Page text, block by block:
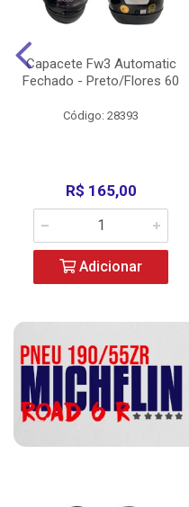
Capacete Fw3 Automatic
Fechado - Preto/Flores 60
Código: 28393
R$ 165,00
Adicionar